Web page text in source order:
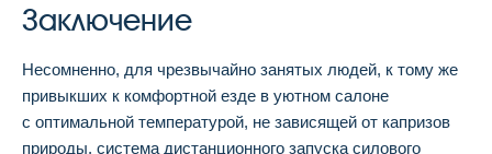
Заключение
Несомненно, для чрезвычайно занятых людей, к тому же
привыкших к комфортной езде в уютном салоне
с оптимальной температурой, не зависящей от капризов
природы, система дистанционного запуска силового